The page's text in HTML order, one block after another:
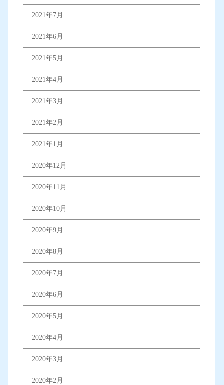
2021年7月
2021年6月
2021年5月
2021年4月
2021年3月
2021年2月
2021年1月
2020年12月
2020年11月
2020年10月
2020年9月
2020年8月
2020年7月
2020年6月
2020年5月
2020年4月
2020年3月
2020年2月